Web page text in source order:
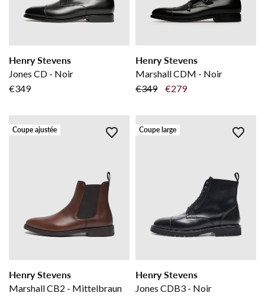
Henry Stevens
Jones CD - Noir
€349
Henry Stevens
Marshall CDM - Noir
€349
€279
Coupe ajustée
Henry Stevens
Marshall CB2 - Mittelbraun
Coupe large
Henry Stevens
Jones CDB3 - Noir